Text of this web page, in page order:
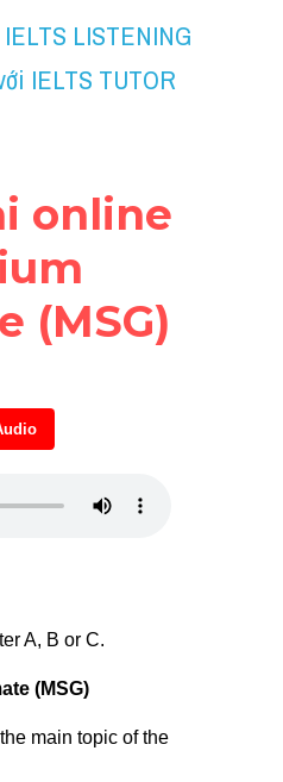
LISTENING
IELTS TUTOR
online
(MSG)